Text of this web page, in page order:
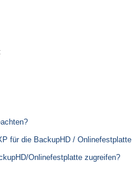
für die BackupHD / Onlinefestplatte
Onlinefestplatte zugreifen?